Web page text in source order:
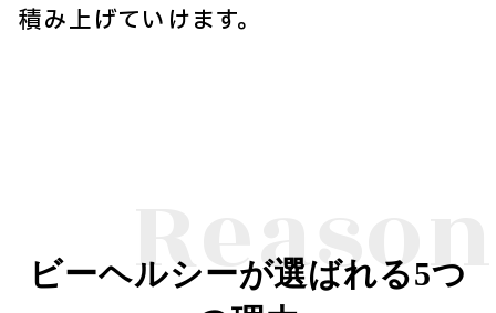
積み上げていけます。
Reason
ビーヘルシーが選ばれる5つ